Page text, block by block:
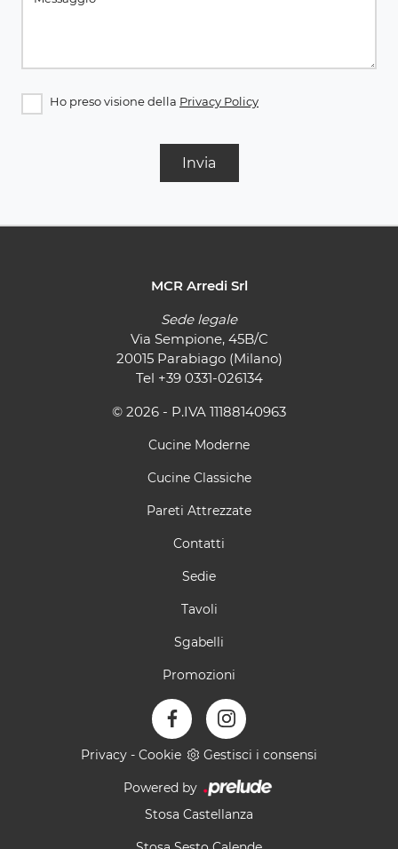
Ho preso visione della Privacy Policy
Invia
MCR Arredi Srl
Sede legale
Via Sempione, 45B/C
20015 Parabiago (Milano)
Tel +39 0331-026134
© 2026 - P.IVA 11188140963
Cucine Moderne
Cucine Classiche
Pareti Attrezzate
Contatti
Sedie
Tavoli
Sgabelli
Promozioni
Privacy - Cookie Gestisci i consensi
Powered by
Stosa Castellanza